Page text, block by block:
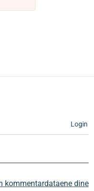
Login
kommentardataene dine